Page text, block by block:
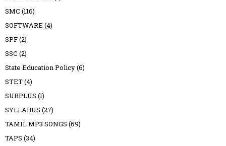
SMC (116)
SOFTWARE (4)
SPF(2)
SSC (2)
State Education Policy(6)
STET(4)
SURPLUS (1)
SYLLABUS (27)
TAMIL MP3 SONGS (69)
TAPS (34)